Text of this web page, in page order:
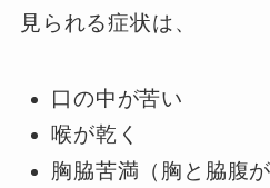
見られる症状は、
口の中が苦い
喉が乾く
胸脇苦満（胸と脇腹